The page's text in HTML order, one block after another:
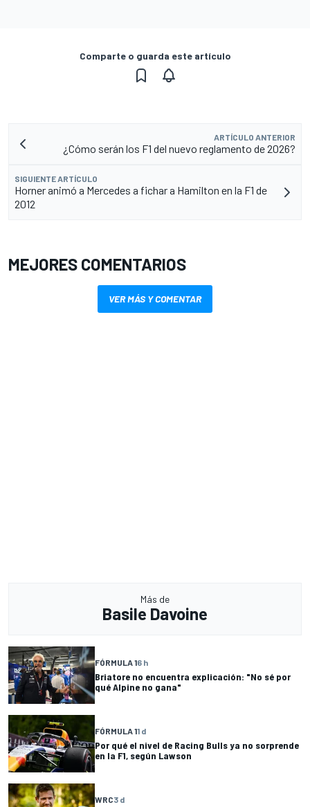
Comparte o guarda este artículo
ARTÍCULO ANTERIOR
¿Cómo serán los F1 del nuevo reglamento de 2026?
SIGUIENTE ARTÍCULO
Horner animó a Mercedes a fichar a Hamilton en la F1 de
2012
MEJORES COMENTARIOS
VER MÁS Y COMENTAR
Más de
Basile Davoine
FÓRMULA 16 h
Briatore no encuentra explicación: "No sé por
qué Alpine no gana"
FÓRMULA 11 d
Por qué el nivel de Racing Bulls ya no sorprende
en la F1, según Lawson
WRC3 d